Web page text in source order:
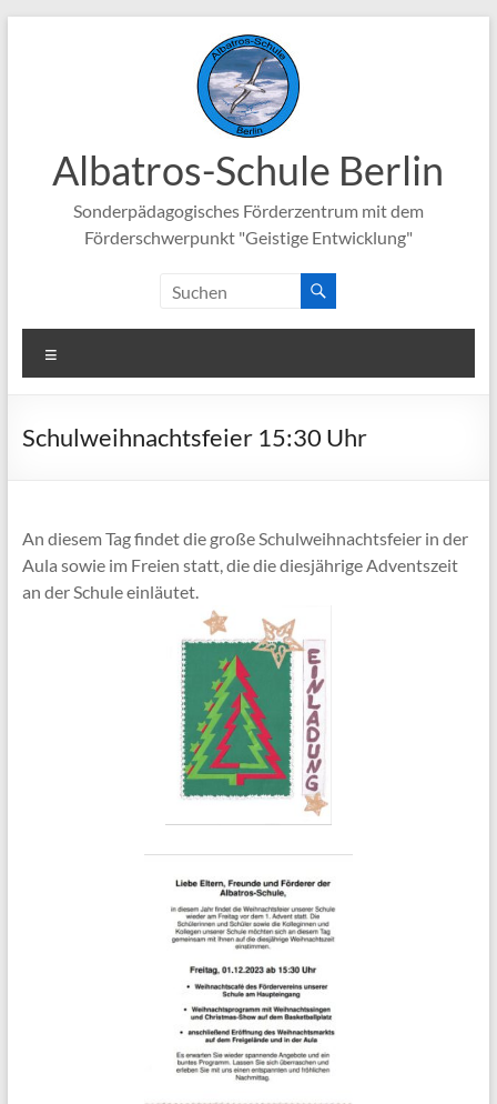
Albatros-Schule Berlin
Sonderpädagogisches Förderzentrum mit dem
Förderschwerpunkt "Geistige Entwicklung"
Schulweihnachtsfeier 15:30 Uhr
An diesem Tag findet die große Schulweihnachtsfeier in der
Aula sowie im Freien statt, die die diesjährige Adventszeit
an der Schule einläutet.